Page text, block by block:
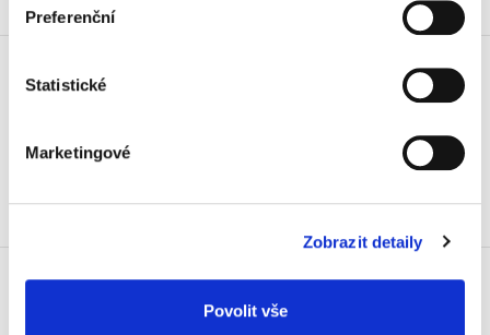
Preferenční
Statistické
Marketingové
Zobrazit detaily
Povolit vše
53,24 Kč vč. DPH